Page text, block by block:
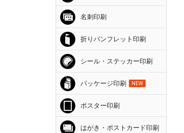
名刺印刷
折りパンフレット印刷
シール・ステッカー印刷
パッケージ印刷 NEW
ポスター印刷
はがき・ポストカード印刷